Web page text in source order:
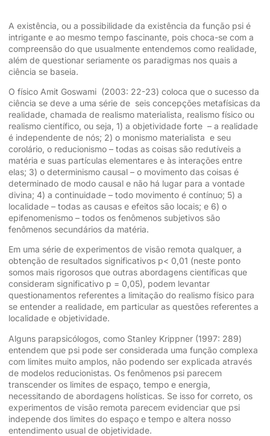
A existência, ou a possibilidade da existência da função psi é
intrigante e ao mesmo tempo fascinante, pois choca-se com a
compreensão do que usualmente entendemos como realidade,
além de questionar seriamente os paradigmas nos quais a
ciência se baseia.
O físico Amit Goswami (2003: 22-23) coloca que o sucesso da
ciência se deve a uma série de seis concepções metafísicas da
realidade, chamada de realismo materialista, realismo físico ou
realismo científico, ou seja, 1) a objetividade forte – a realidade
é independente de nós; 2) o monismo materialista e seu
corolário, o reducionismo – todas as coisas são redutíveis a
matéria e suas partículas elementares e às interações entre
elas; 3) o determinismo causal – o movimento das coisas é
determinado de modo causal e não há lugar para a vontade
divina; 4) a continuidade – todo movimento é contínuo; 5) a
localidade – todas as causas e efeitos são locais; e 6) o
epifenomenismo – todos os fenômenos subjetivos são
fenômenos secundários da matéria.
Em uma série de experimentos de visão remota qualquer, a
obtenção de resultados significativos p< 0,01 (neste ponto
somos mais rigorosos que outras abordagens científicas que
consideram significativo p = 0,05), podem levantar
questionamentos referentes a limitação do realismo físico para
se entender a realidade, em particular as questões referentes a
localidade e objetividade.
Alguns parapsicólogos, como Stanley Krippner (1997: 289)
entendem que psi pode ser considerada uma função complexa
com limites muito amplos, não podendo ser explicada através
de modelos reducionistas. Os fenômenos psi parecem
transcender os limites de espaço, tempo e energia,
necessitando de abordagens holísticas. Se isso for correto, os
experimentos de visão remota parecem evidenciar que psi
independe dos limites do espaço e tempo e altera nosso
entendimento usual de objetividade.